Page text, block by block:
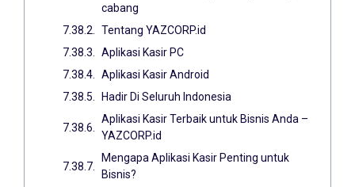
cabang
Tentang YAZCORP.id
Aplikasi Kasir PC
Aplikasi Kasir Android
Hadir Di Seluruh Indonesia
Aplikasi Kasir Terbaik untuk Bisnis Anda –
YAZCORP.id
Mengapa Aplikasi Kasir Penting untuk
Bisnis?